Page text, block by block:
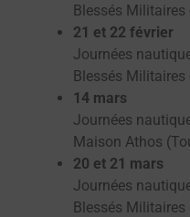
Blessés Militaires
21 et 22 février
Journées
Blessés Militaires
14 mars
Journées
Maison Athos
20 et 21 mars
Journées
Blessés Militaires